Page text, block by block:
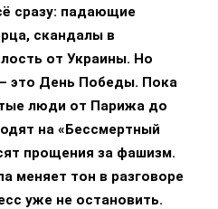
сразу: падающие
скандалы в
от Украины. Но
это День Победы. Пока
люди от Парижа до
на «Бессмертный
прощения за фашизм.
меняет тон в разговоре
уже не остановить.